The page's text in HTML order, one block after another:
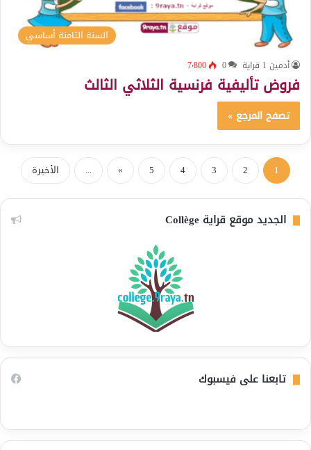
السنة الثامنة أساسي
أدمين 1 قراية 0 7٬800
فروض تأليفية فرنسية الثلاثي الثالث
تصفح المرجع »
1
2
3
4
5
»
... الأخيرة
الجديد موقع قراية Collège
تابعنا على فيسبوك